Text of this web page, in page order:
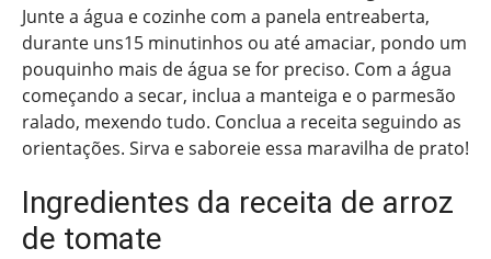
Junte a água e cozinhe com a panela entreaberta,
durante uns15 minutinhos ou até amaciar, pondo um
pouquinho mais de água se for preciso. Com a água
começando a secar, inclua a manteiga e o parmesão
ralado, mexendo tudo. Conclua a receita seguindo as
orientações. Sirva e saboreie essa maravilha de prato!
Ingredientes da receita de arroz
de tomate